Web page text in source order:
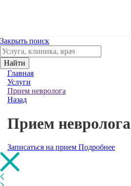
Закрыть поиск
Найти
Главная
Услуги
Прием невролога
Назад
Прием невролога
Записаться на прием Подробнее